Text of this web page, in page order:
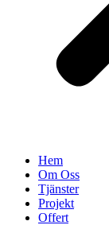
Hem
Om Oss
Tjänster
Projekt
Offert